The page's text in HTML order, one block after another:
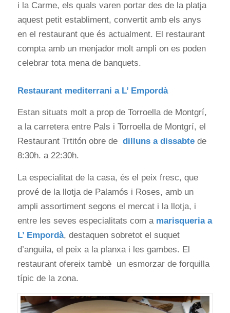
i la Carme, els quals varen portar des de la platja
aquest petit establiment, convertit amb els anys
en el restaurant que és actualment. El restaurant
compta amb un menjador molt ampli on es poden
celebrar tota mena de banquets.
Restaurant mediterrani a L’ Empordà
Estan situats molt a prop de Torroella de Montgrí,
a la carretera entre Pals i Torroella de Montgrí, el
Restaurant Trtitón obre de dilluns a dissabte de
8:30h. a 22:30h.
La especialitat de la casa, és el peix fresc, que
prové de la llotja de Palamós i Roses, amb un
ampli assortiment segons el mercat i la llotja, i
entre les seves especialitats com a marisqueria a
L’ Empordà, destaquen sobretot el suquet
d’anguila, el peix a la planxa i les gambes. El
restaurant ofereix tambè un esmorzar de forquilla
típic de la zona.